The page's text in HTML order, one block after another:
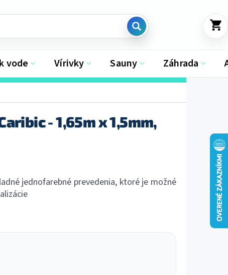
KOŠÍK
vode Vírivky Sauny Záhrada
- 1,65m x 1,5mm,
jednofarebné prevedenia, ktoré je možné